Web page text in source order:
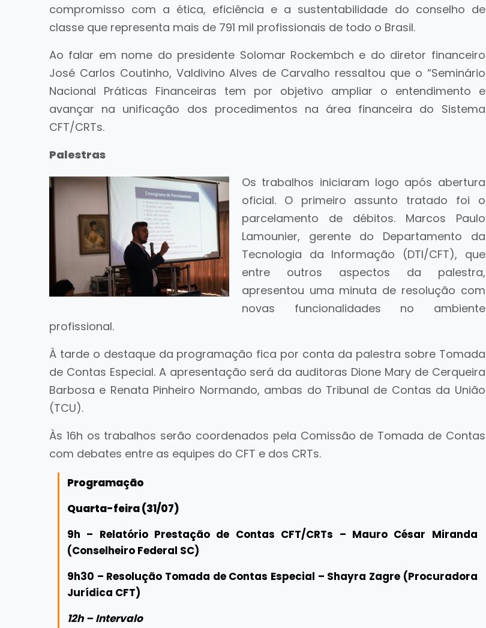
compromisso com a ética, eficiência e a sustentabilidade do conselho de
classe que representa mais de 791 mil profissionais de todo o Brasil.
Ao falar em nome do presidente Solomar Rockembch e do diretor financeiro
José Carlos Coutinho, Valdivino Alves de Carvalho ressaltou que o “Seminário
Nacional Práticas Financeiras tem por objetivo ampliar o entendimento e
avançar na unificação dos procedimentos na área financeira do Sistema
CFT/CRTs.
Palestras
Os trabalhos iniciaram logo após abertura
oficial. O primeiro assunto tratado foi o
parcelamento de débitos. Marcos Paulo
Lamounier, gerente do Departamento da
Tecnologia da Informação (DTI/CFT), que
entre outros aspectos da palestra,
apresentou uma minuta de resolução com
novas funcionalidades no ambiente
profissional.
À tarde o destaque da programação fica por conta da palestra sobre Tomada
de Contas Especial. A apresentação será da auditoras Dione Mary de Cerqueira
Barbosa e Renata Pinheiro Normando, ambas do Tribunal de Contas da União
(TCU).
Às 16h os trabalhos serão coordenados pela Comissão de Tomada de Contas
com debates entre as equipes do CFT e dos CRTs.
Programação
Quarta-feira (31/07)
9h – Relatório Prestação de Contas CFT/CRTs – Mauro César Miranda
(Conselheiro Federal SC)
9h30 – Resolução Tomada de Contas Especial – Shayra Zagre (Procuradora
Jurídica CFT)
12h – Intervalo